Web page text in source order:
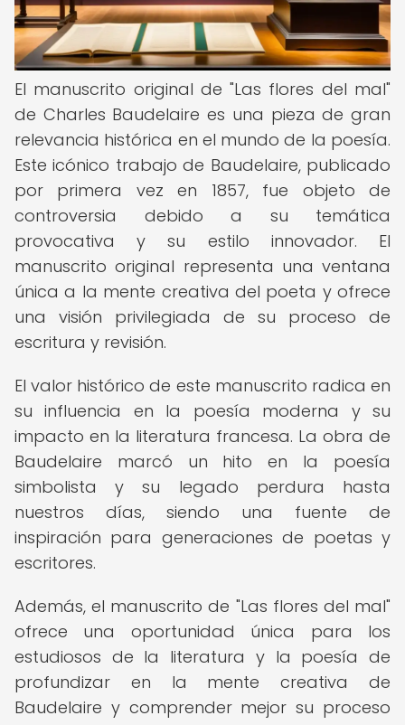
El manuscrito original de "Las flores del mal"
de Charles Baudelaire es una pieza de gran
relevancia histórica en el mundo de la poesía.
Este icónico trabajo de Baudelaire, publicado
por primera vez en 1857, fue objeto de
controversia debido a su temática
provocativa y su estilo innovador. El
manuscrito original representa una ventana
única a la mente creativa del poeta y ofrece
una visión privilegiada de su proceso de
escritura y revisión.
El valor histórico de este manuscrito radica en
su influencia en la poesía moderna y su
impacto en la literatura francesa. La obra de
Baudelaire marcó un hito en la poesía
simbolista y su legado perdura hasta
nuestros días, siendo una fuente de
inspiración para generaciones de poetas y
escritores.
Además, el manuscrito de "Las flores del mal"
ofrece una oportunidad única para los
estudiosos de la literatura y la poesía de
profundizar en la mente creativa de
Baudelaire y comprender mejor su proceso